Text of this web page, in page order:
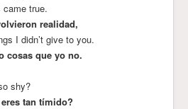
came true.
realidad,
I didn’t give to you.
cosas que yo no.
shy?
tan tímido?